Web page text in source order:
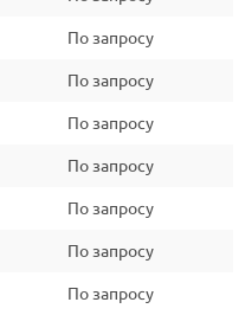
По запросу
По запросу
По запросу
По запросу
По запросу
По запросу
По запросу